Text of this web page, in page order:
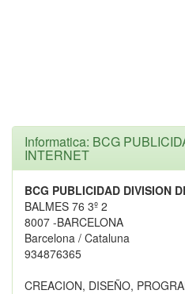
Informatica: BCG
INTERNET
BCG PUBLICIDAD DIVISION
BALMES 76 3º 2
8007 -BARCELONA
Barcelona / Cataluna
934876365
CREACION, DISEÑO,